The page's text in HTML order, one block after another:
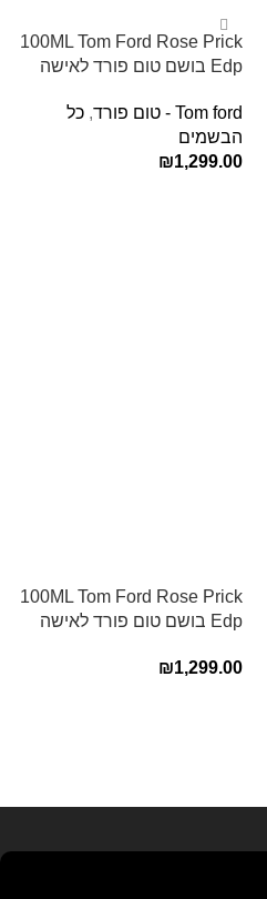
100ML Tom Ford Rose Prick
Edp בושם טום פורד לאישה
Tom ford - טום פורד , כל
הבשמים
₪1,299.00
100ML Tom Ford Rose Prick
Edp בושם טום פורד לאישה
₪1,299.00